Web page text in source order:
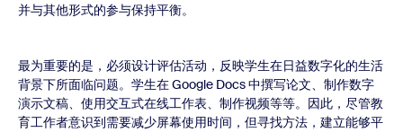
并与其他形式的参与保持平衡。
最为重要的是，必须设计评估活动，反映学生在日益数字化的生活
背景下所面临问题。学生在 Google Docs 中撰写论文、制作数字
演示文稿、使用交互式在线工作表、制作视频等等。因此，尽管教
育工作者意识到需要减少屏幕使用时间，但寻找方法，建立能够平